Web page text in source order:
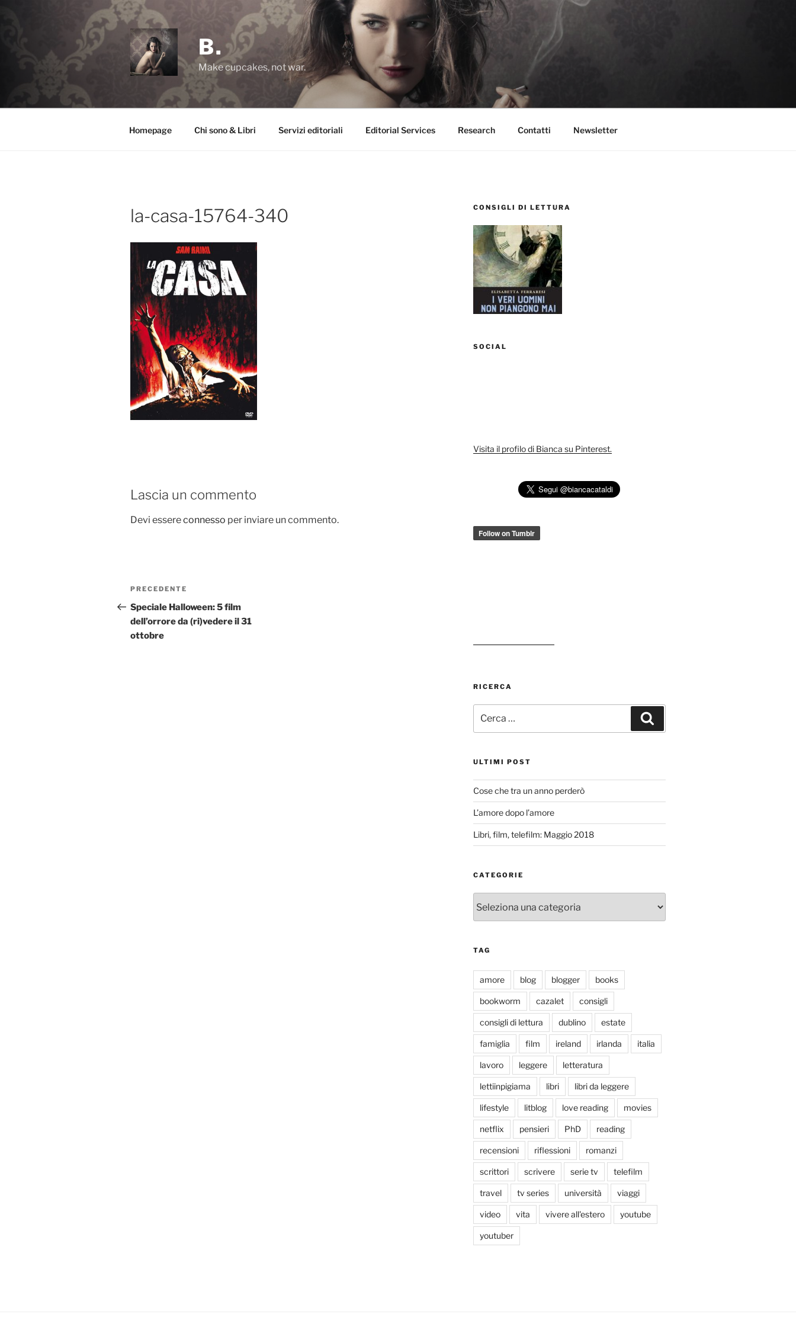
B.
Make cupcakes, not war.
Homepage Chi sono & Libri Servizi editoriali Editorial Services Research Contatti Newsletter
la-casa-15764-340
Lascia un commento
Devi essereconnesso per inviare un commento.
Navigazione
articoli
Articolo
precedente:
PRECEDENTE
Speciale Halloween: 5 film
dell’orrore da (ri)vedere il 31
ottobre
CONSIGLI DI LETTURA
SOCIAL
Visita il profilo di Bianca su Pinterest.
RICERCA
ULTIMI POST
Cose che tra un anno perderò
L’amore dopo l’amore
Libri, film, telefilm: Maggio 2018
CATEGORIE
TAG
amore blog blogger books
bookworm cazalet consigli
consigli di lettura dublino estate
famiglia film ireland irlanda italia
lavoro leggere letteratura
lettiinpigiama libri libri da leggere
lifestyle litblog love reading movies
netflix pensieri PhD reading
recensioni riflessioni romanzi
scrittori scrivere serie tv telefilm
travel tv series università viaggi
video vita vivere all'estero youtube
youtuber